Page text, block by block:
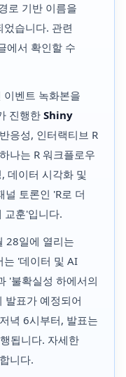
로 기반 이름을
습니다. 관련
에서 확인할 수
이벤트 녹화본을
진행한 Shiny
응성, 인터랙티브 R
나는 R 워크플로우
데이터 시각화 및
널 토론인 'R로 더
교훈'입니다.
28일에 열리는
는 '데이터 및 AI
'불확실성 하에서의
발표가 예정되어
녁 6시부터, 발표는
됩니다. 자세한
니다.